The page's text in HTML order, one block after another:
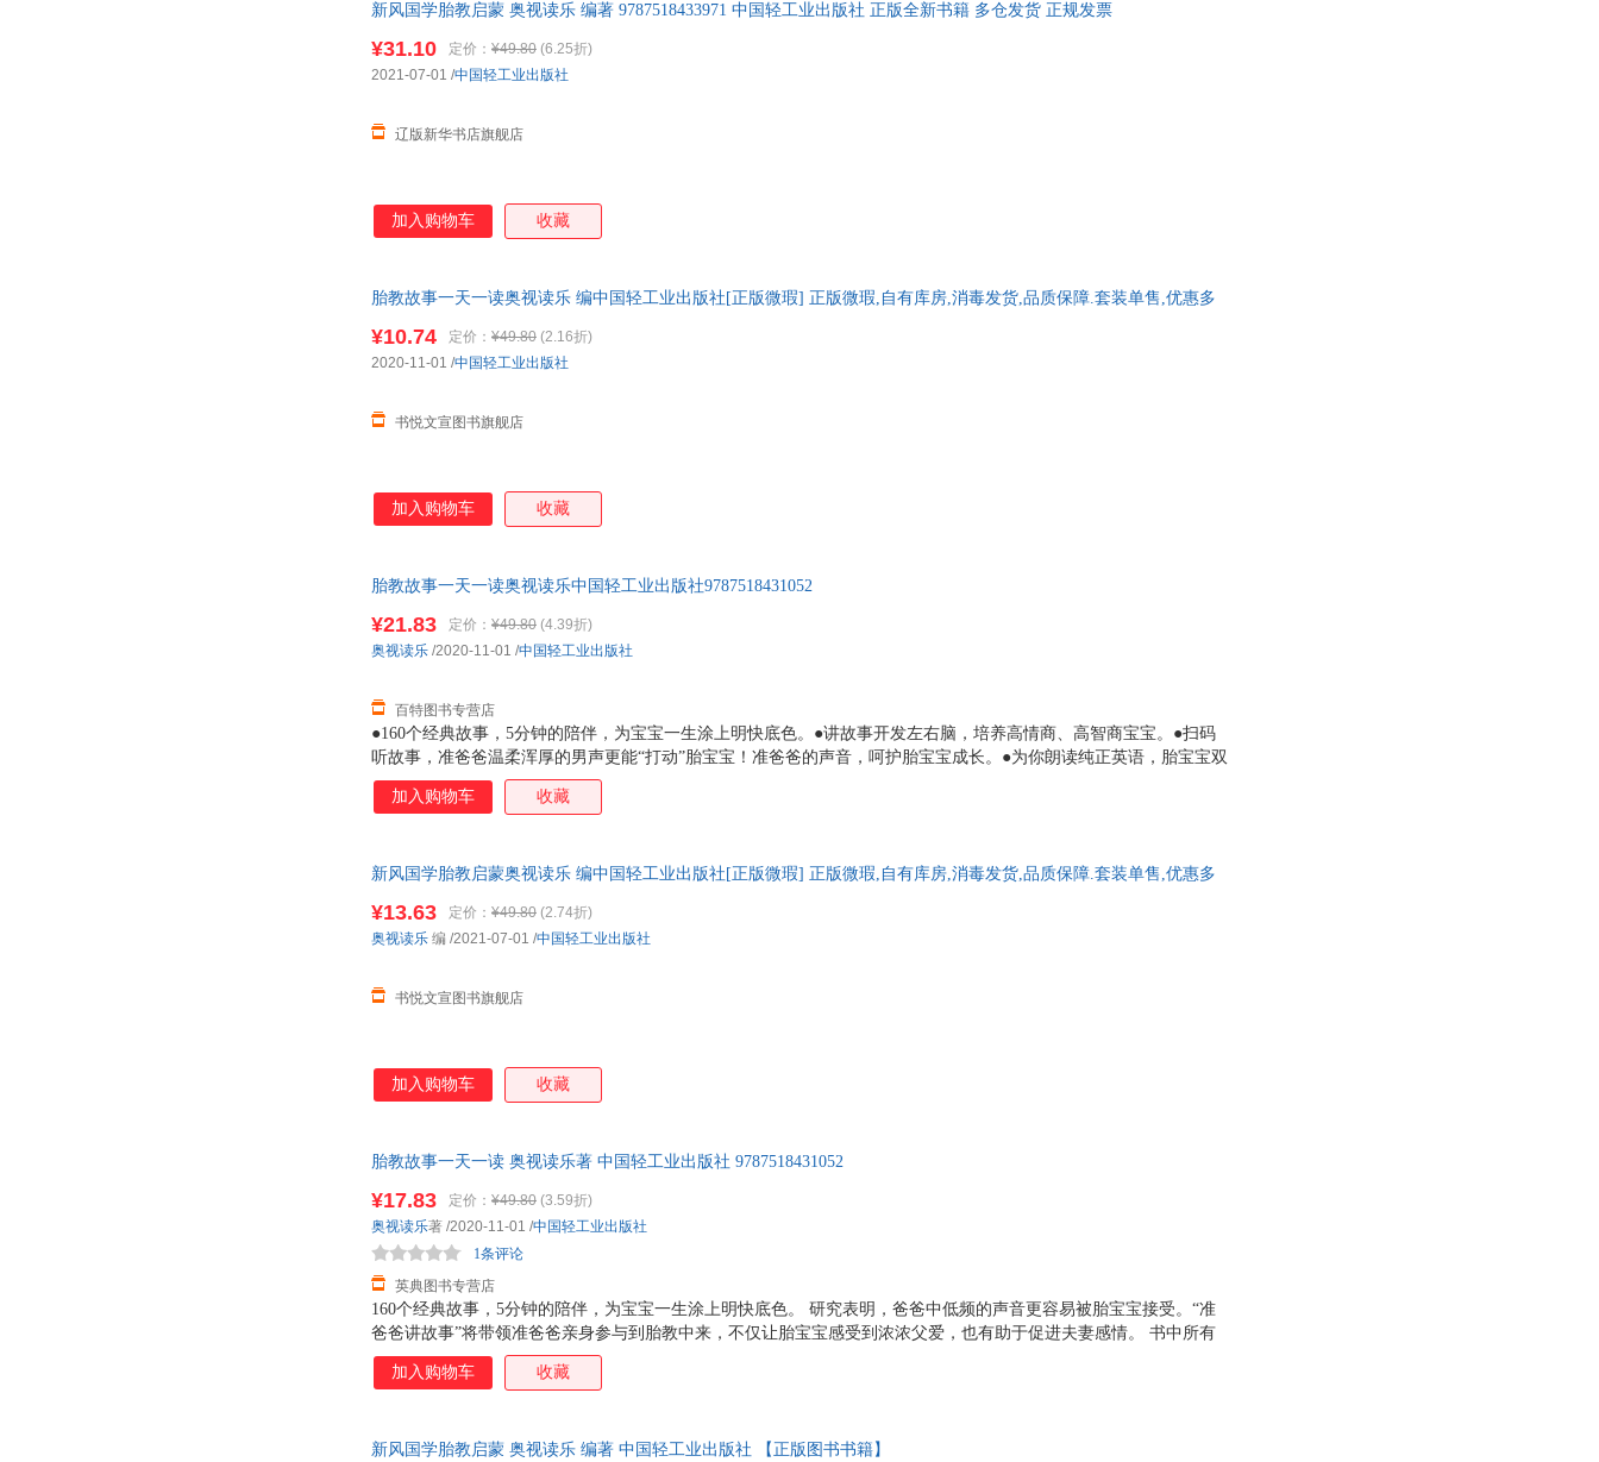
新风国学胎教启蒙 奥视读乐 编著 9787518433971 中国轻工业出版社 正版全新书籍 多仓发货 正规发票
¥31.10 定价： ¥49.80 (6.25折)
辽版新华书店旗舰店
2021-07-01 /中国轻工业出版社
加入购物车 收藏
胎教故事一天一读奥视读乐 编中国轻工业出版社[正版微瑕] 正版微瑕,自有库房,消毒发货,品质保障.套装单售,优惠多
¥10.74 定价： ¥49.80 (2.16折)
书悦文宣图书旗舰店
2020-11-01 /中国轻工业出版社
加入购物车 收藏
胎教故事一天一读奥视读乐中国轻工业出版社9787518431052
●160个经典故事，5分钟的陪伴，为宝宝一生涂上明快底色。●讲故事开发左右脑，培养高情商、高智商宝宝。●扫码
听故事，准爸爸温柔浑厚的男声更能“打动”胎宝宝！准爸爸的声音，呵护胎宝宝成长。●为你朗读纯正英语，胎宝宝双
语启蒙不踩坑。●贯穿全书的孕程“进度条”，“剧透”胎宝宝的成长和孕妈妈的变化。
¥21.83 定价： ¥49.80 (4.39折)
百特图书专营店
奥视读乐 /2020-11-01 /中国轻工业出版社
加入购物车 收藏
新风国学胎教启蒙奥视读乐 编中国轻工业出版社[正版微瑕] 正版微瑕,自有库房,消毒发货,品质保障.套装单售,优惠多
¥13.63 定价： ¥49.80 (2.74折)
书悦文宣图书旗舰店
奥视读乐 编 /2021-07-01 /中国轻工业出版社
加入购物车 收藏
胎教故事一天一读 奥视读乐著 中国轻工业出版社 9787518431052
160个经典故事，5分钟的陪伴，为宝宝一生涂上明快底色。 研究表明，爸爸中低频的声音更容易被胎宝宝接受。“准
爸爸讲故事”将带领准爸爸亲身参与到胎教中来，不仅让胎宝宝感受到浓浓父爱，也有助于促进夫妻感情。 书中所有
英语故事、英语儿歌均有音频，纯正发音，助力孕妈妈开展语言胎教！ 每一个胎教故事均巧妙融入了大脑开发素材，
于潜移默化中促进胎宝宝全脑开发。 每周提示胎宝宝和孕妈妈的变化，让孕妈妈心中有数，更有针对性地开展胎教、
¥17.83 定价： ¥49.80 (3.59折)
英典图书专营店
1条评论
奥视读乐著 /2020-11-01 /中国轻工业出版社
加入购物车 收藏
新风国学胎教启蒙 奥视读乐 编著 中国轻工业出版社 【正版图书书籍】